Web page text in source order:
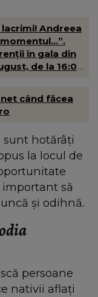
lacrimi! Andreea
în gala din
de la 16:00
când făcea
sunt hotărâți
la locul de
să
și odihnă.
persoane
nativii aflați